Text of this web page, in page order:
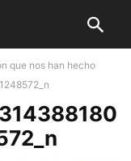
que nos han hecho